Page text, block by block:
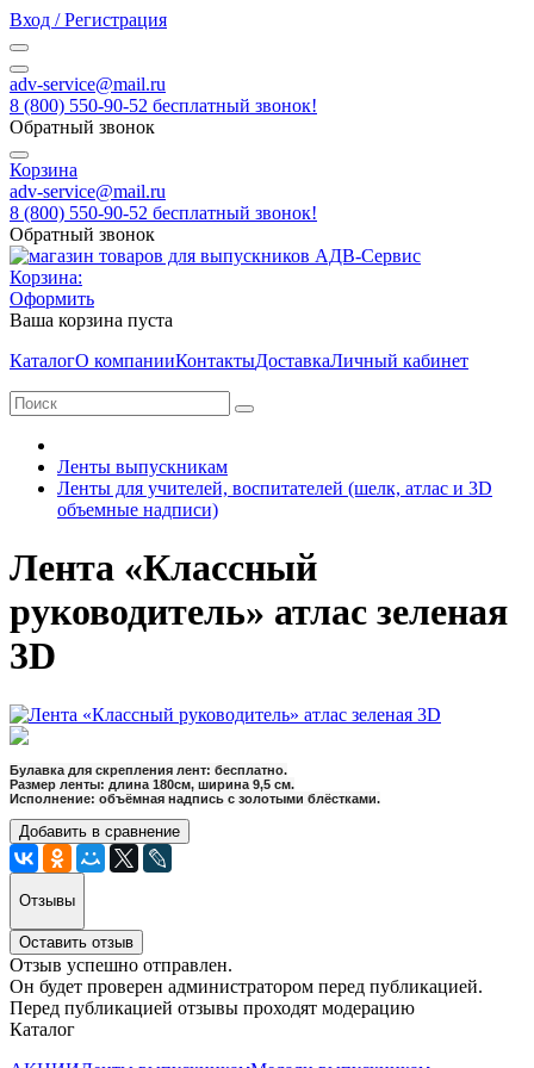
Вход / Регистрация
adv-service@mail.ru
8 (800) 550-90-52 бесплатный звонок!
Обратный звонок
Корзина
adv-service@mail.ru
8 (800) 550-90-52 бесплатный звонок!
Обратный звонок
Корзина:
Оформить
Ваша корзина пуста
КаталогО компанииКонтактыДоставкаЛичный кабинет
Ленты выпускникам
Ленты для учителей, воспитателей (шелк, атлас и 3D
объемные надписи)
Лента «Классный
руководитель» атлас зеленая
3D
Булавка для скрепления лент: бесплатно.
Размер ленты: длина 180см, ширина 9,5 см.
Исполнение: объёмная надпись с золотыми блёстками.
Добавить в сравнение
Отзывы
Оставить отзыв
Отзыв успешно отправлен.
Он будет проверен администратором перед публикацией.
Перед публикацией отзывы проходят модерацию
Каталог